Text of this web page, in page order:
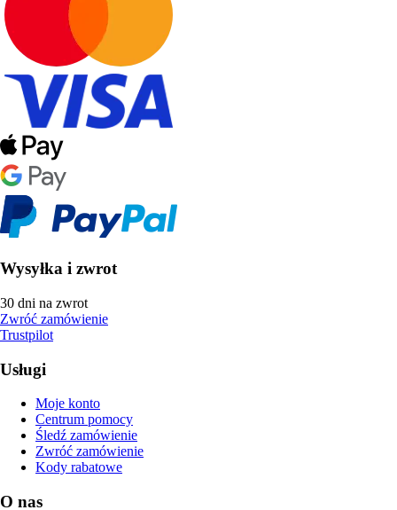
Wysyłka i zwrot
30 dni na zwrot
Zwróć zamówienie
Trustpilot
Usługi
Moje konto
Centrum pomocy
Śledź zamówienie
Zwróć zamówienie
Kody rabatowe
O nas